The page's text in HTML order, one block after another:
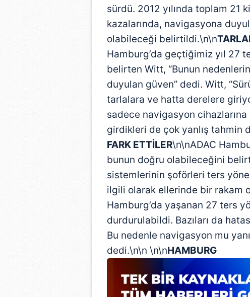
sürdü. 2012 yılında toplam 21
kazalarında, navigasyona
olabileceği belirtildi.\n\n
Hamburg’da geçtiğimiz yıl 27
belirten Witt, “Bunun
duyulan güven” dedi. Witt,
tarlalara ve hatta derelere
sadece navigasyon
girdikleri de çok yanlış tahmin
FARK ETTİLER\n\nADAC
bunun doğru olabileceğini
sistemlerinin şoförleri ters
ilgili olarak ellerinde bir rakam
Hamburg’da yaşanan 27 ters
durdurulabildi. Bazıları da
Bu nedenle navigasyon mu
dedi.\n\n \n\nHAMBURG